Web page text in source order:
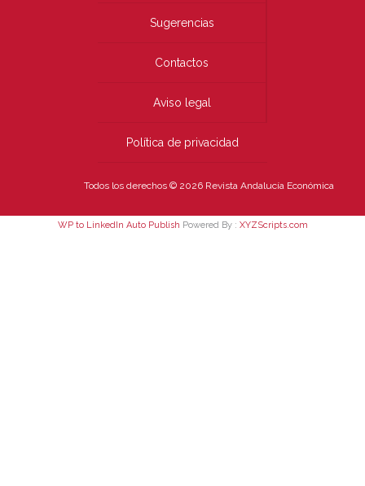
Sugerencias
Contactos
Aviso legal
Política de privacidad
Todos los derechos © 2026 Revista Andalucía Económica
WP to LinkedIn Auto Publish Powered By : XYZScripts.com